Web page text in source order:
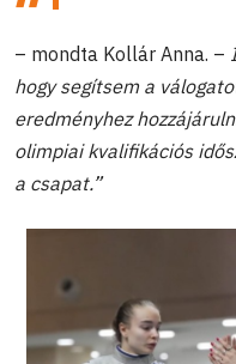
– mondta Kollár Anna. –
hogy segítsem a
eredményhez
olimpiai kvalifikációs
a csapat.”